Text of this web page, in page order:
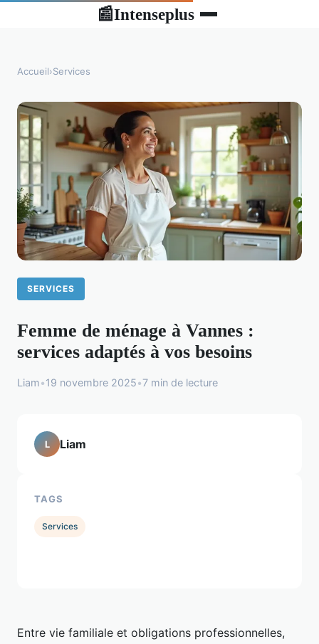
📰Intenseplus
Accueil›Services
SERVICES
Femme de ménage à Vannes :
services adaptés à vos besoins
Liam•19 novembre 2025•7 min de lecture
Entre vie familiale et obligations professionnelles,
L Liam
TAGS
Services